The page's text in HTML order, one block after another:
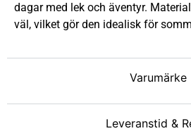
Varumärke
Leveranstid &
dagar med lek och äventyr.
väl, vilket gör den idealisk för